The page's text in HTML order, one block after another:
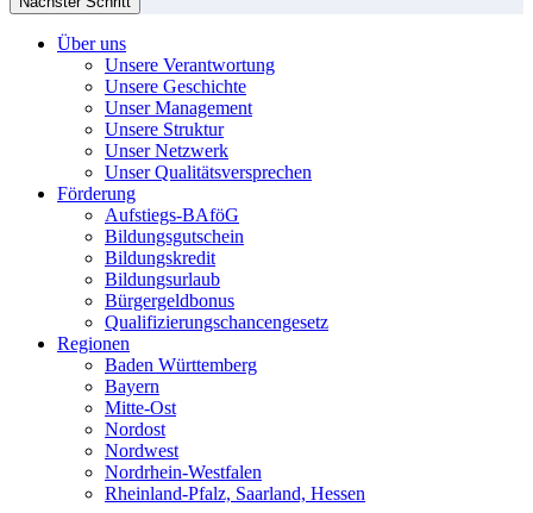
Über uns
Unsere Verantwortung
Unsere Geschichte
Unser Management
Unsere Struktur
Unser Netzwerk
Unser Qualitätsversprechen
Förderung
Aufstiegs-BAföG
Bildungsgutschein
Bildungskredit
Bildungsurlaub
Bürgergeldbonus
Qualifizierungschancengesetz
Regionen
Baden Württemberg
Bayern
Mitte-Ost
Nordost
Nordwest
Nordrhein-Westfalen
Rheinland-Pfalz, Saarland, Hessen